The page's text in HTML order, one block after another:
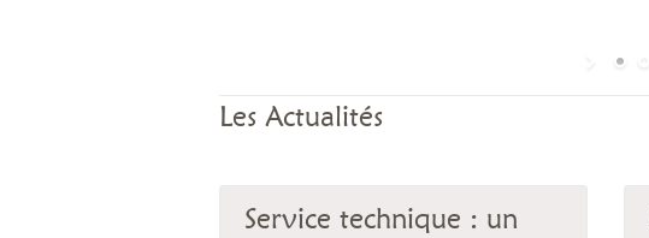
Les Actualités
Service technique : un